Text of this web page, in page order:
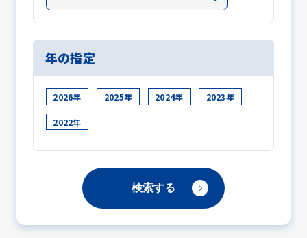
年の指定
2026年 2025年 2024年 2023年
2022年